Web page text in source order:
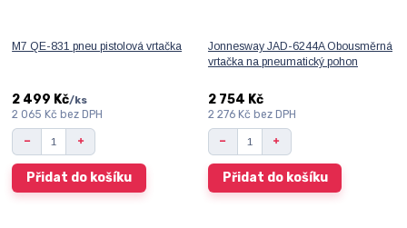
M7 QE-831 pneu pistolová vrtačka
2 499 Kč/ks
2 065 Kčbez DPH
Přidat do košíku
Jonnesway JAD-6244A Obousměrná
vrtačka na pneumatický pohon
2 754 Kč
2 276 Kč bez DPH
Přidat do košíku